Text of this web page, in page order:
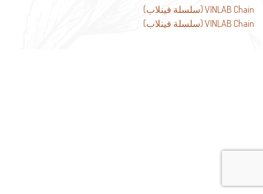
تصفّح
المقالات
VINLAB Chain (سلسلة فينلاب)
VINLAB Chain (سلسلة فينلاب)